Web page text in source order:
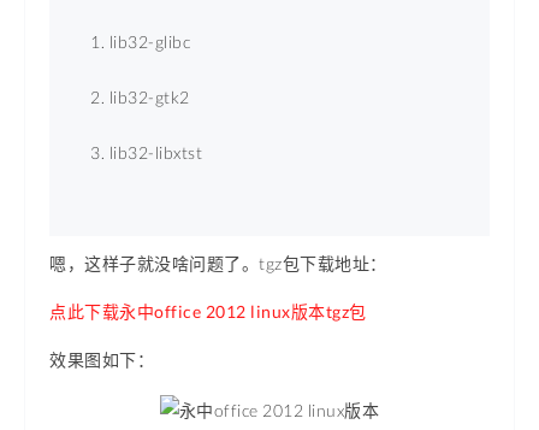
lib32-glibc
lib32-gtk2
lib32-libxtst
嗯，这样子就没啥问题了。tgz包下载地址：
点此下载永中office 2012 linux版本tgz包
效果图如下：